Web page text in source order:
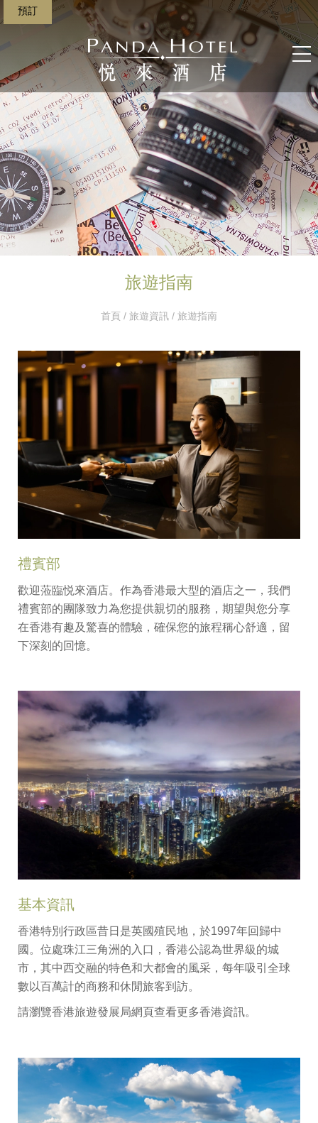
預訂
旅遊指南
首頁 / 旅遊資訊 / 旅遊指南
禮賓部
歡迎蒞臨悦來酒店。作為香港最大型的酒店之一，我們
禮賓部的團隊致力為您提供親切的服務，期望與您分享
在香港有趣及驚喜的體驗，確保您的旅程稱心舒適，留
下深刻的回憶。
基本資訊
香港特別行政區昔日是英國殖民地，於1997年回歸中
國。位處珠江三角洲的入口，香港公認為世界級的城
市，其中西交融的特色和大都會的風采，每年吸引全球
數以百萬計的商務和休閒旅客到訪。
請瀏覽香港旅遊發展局網頁查看更多香港資訊。